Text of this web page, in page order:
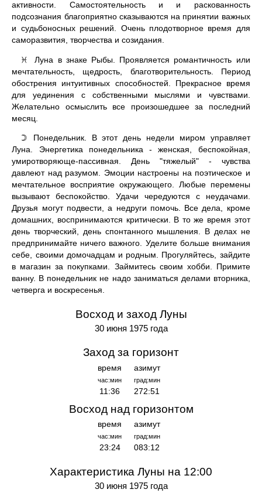
активности. Самостоятельность и и раскованность
подсознания благоприятно сказываются на принятии важных
и судьбоносных решений. Очень плодотворное время для
саморазвития, творчества и созидания.
♓
Луна в знаке Рыбы. Проявляется романтичность или
мечтательность, щедрость, благотворительность. Период
обострения интуитивных способностей. Прекрасное время
для уединения с собственными мыслями и чувствами.
Желательно осмыслить все произошедшее за последний
месяц.
☽
Понедельник. В этот день недели миром управляет
Луна. Энергетика понедельника - женская, беспокойная,
умиротворяюще-пассивная. День "тяжелый" - чувства
давлеют над разумом. Эмоции настроены на поэтическое и
мечтательное восприятие окружающего. Любые перемены
вызывают беспокойство. Удачи чередуются с неудачами.
Друзья могут подвести, а недруги помочь. Все дела, кроме
домашних, воспринимаются критически. В то же время этот
день творческий, день спонтанного мышления. В делах не
предпринимайте ничего важного. Уделите больше внимания
себе, своими домочадцам и родным. Прогуляйтесь, зайдите
в магазин за покупками. Займитесь своим хобби. Примите
ванну. В понедельник не надо заниматься делами вторника,
четверга и воскресенья.
Восход и заход Луны
30 июня 1975 года
Заход за горизонт
время
час:мин
11:36
азимут
град:мин
272:51
Восход над горизонтом
время
час:мин
23:24
азимут
град:мин
083:12
Характеристика Луны на 12:00
30 июня 1975 года